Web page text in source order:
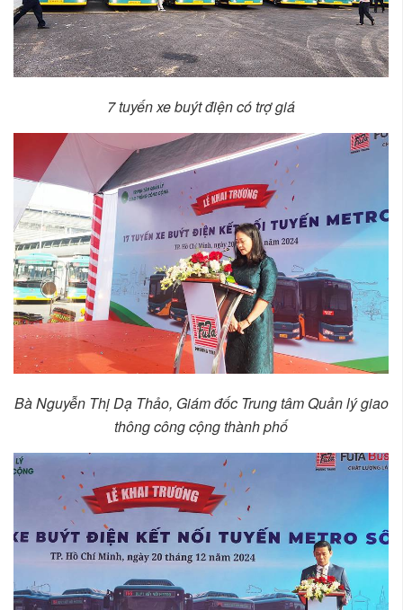
7 tuyến xe buýt điện có trợ giá
Bà Nguyễn Thị Dạ Thảo, Giám đốc Trung tâm Quản lý giao
thông công cộng thành phố